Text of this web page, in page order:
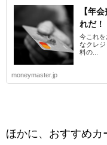
【年
れだ！
今これ
なクレ
料の...
moneymaster.jp
ほかに、おすすめ